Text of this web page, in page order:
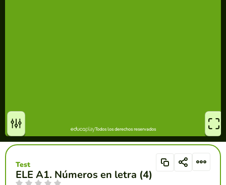
ELE A1. Números en letra (4)
Test